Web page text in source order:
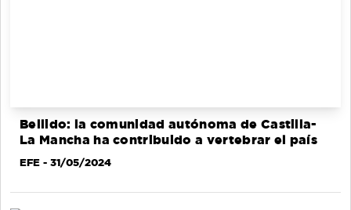
Bellido: la comunidad autónoma de Castilla-
La Mancha ha contribuido a vertebrar el país
EFE - 31/05/2024